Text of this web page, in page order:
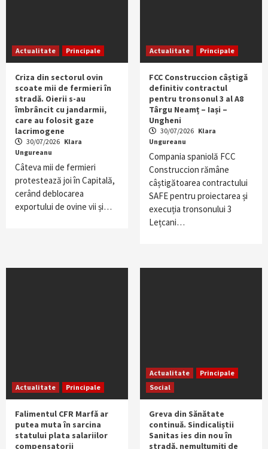
Actualitate Principale
Criza din sectorul ovin
scoate mii de fermieri în
stradă. Oierii s-au
îmbrâncit cu jandarmii,
care au folosit gaze
lacrimogene
30/07/2026 Klara
Ungureanu
Câteva mii de fermieri
protestează joi în Capitală,
cerând deblocarea
exportului de ovine vii și…
Actualitate Principale
FCC Construccion câștigă
definitiv contractul
pentru tronsonul 3 al A8
Târgu Neamț – Iași –
Ungheni
30/07/2026 Klara
Ungureanu
Compania spaniolă FCC
Construccion rămâne
câștigătoarea contractului
SAFE pentru proiectarea și
execuția tronsonului 3
Lețcani…
Actualitate Principale
Falimentul CFR Marfă ar
putea muta în sarcina
statului plata salariilor
compensatorii
Actualitate
Principale
Social
Greva din Sănătate
continuă. Sindicaliștii
Sanitas ies din nou în
stradă, nemulțumiți de